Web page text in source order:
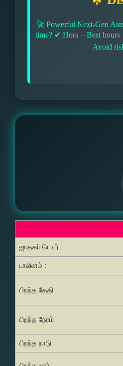
🚀 Powerful Next-Gen
time? ✔ Hora – Best
Avoid
ஜாதகர் பெயர் :
பாலினம் :
பிறந்த தேதி
பிறந்த நேரம்
பிறந்த நாடு